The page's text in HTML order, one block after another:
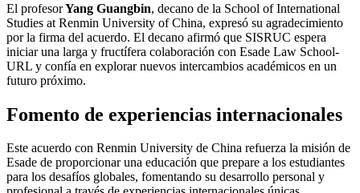
El profesorYang Guangbin, decano de la School of International
Studies at Renmin University of China, expresó su agradecimiento
por la firma del acuerdo. El decano afirmó que SISRUC espera
iniciar una larga y fructífera colaboración con Esade Law School-
URL y confía en explorar nuevos intercambios académicos en un
futuro próximo.
Fomento de experiencias internacionales
Este acuerdo con Renmin University de China refuerza la misión de
Esade de proporcionar una educación que prepare a los estudiantes
para los desafíos globales, fomentando su desarrollo personal y